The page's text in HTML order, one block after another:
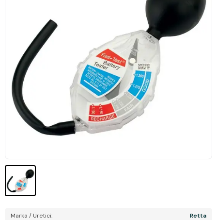
Marka / Üretici:
Retta